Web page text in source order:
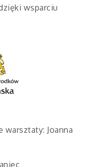
wsparciu
Joanna